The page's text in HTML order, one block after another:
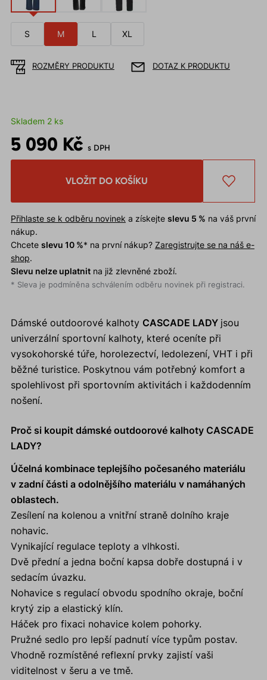
S M L XL
ROZMĚRY PRODUKTU DOTAZ K PRODUKTU
Skladem 2 ks
5 090 Kč s DPH
VLOŽIT DO KOŠÍKU
Přihlaste se k odběru novinek a získejte slevu 5 % na váš první
nákup.
Chcete slevu 10 %* na první nákup? Zaregistrujte se na náš e-
shop.
Slevu nelze uplatnitna již zlevněné zboží.
* Sleva je podmíněna schválením odběru novinek při registraci.
Dámské outdoorové kalhoty CASCADE LADY jsou
univerzální sportovní kalhoty, které oceníte při
vysokohorské túře, horolezectví, ledolezení, VHT i při
běžné turistice. Poskytnou vám potřebný komfort a
spolehlivost při sportovním aktivitách i každodenním
nošení.
Proč si koupit dámské outdoorové kalhoty CASCADE
LADY?
Účelná kombinace teplejšího počesaného materiálu
v zadní části a odolnějšího materiálu v namáhaných
oblastech.
Zesílení na kolenou a vnitřní straně dolního kraje
nohavic.
Vynikající regulace teploty a vlhkosti.
Dvě přední a jedna boční kapsa dobře dostupná i v
sedacím úvazku.
Nohavice s regulací obvodu spodního okraje, boční
krytý zip a elastický klín.
Háček pro fixaci nohavice kolem pohorky.
Pružné sedlo pro lepší padnutí více typům postav.
Vhodně rozmístěné reflexní prvky zajistí vaši
viditelnost v šeru a ve tmě.